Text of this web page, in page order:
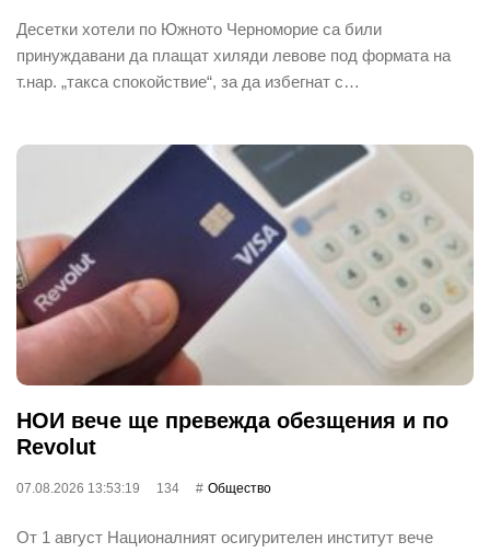
Десетки хотели по Южното Черноморие са били
принуждавани да плащат хиляди левове под формата на
т.нар. „такса спокойствие“, за да избегнат с…
НОИ вече ще превежда обезщения и по
Revolut
07.08.2026 13:53:19 134 Общество
От 1 август Националният осигурителен институт вече